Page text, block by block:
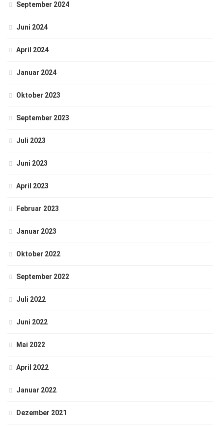
September 2024
Juni 2024
April 2024
Januar 2024
Oktober 2023
September 2023
Juli 2023
Juni 2023
April 2023
Februar 2023
Januar 2023
Oktober 2022
September 2022
Juli 2022
Juni 2022
Mai 2022
April 2022
Januar 2022
Dezember 2021